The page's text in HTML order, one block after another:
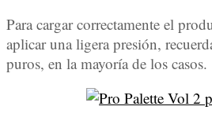
Para cargar correctamente el
aplicar una ligera presión,
puros, en la mayoría de los casos.